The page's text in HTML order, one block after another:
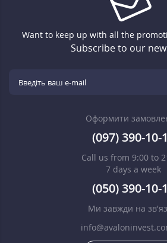
Want to keep up with all the
Subscribe to our
Оформити
(097) 390-10-
Call us from 9:00 to
7 days a week
(050) 390-10-
Ми завжди на